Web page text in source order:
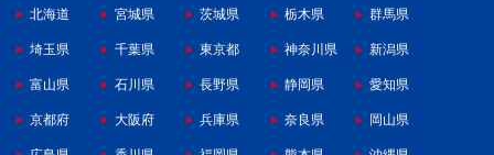
北海道 宮城県 茨城県 栃木県 群馬県
埼玉県 千葉県 東京都 神奈川県 新潟県
富山県 石川県 長野県 静岡県 愛知県
京都府 大阪府 兵庫県 奈良県 岡山県